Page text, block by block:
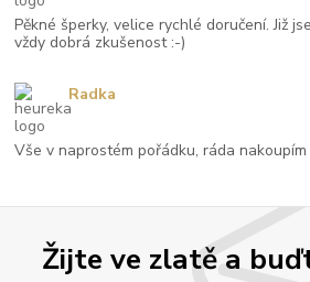
Žijte ve zlatě a
Pěkné šperky, velice rychlé doručení. Již
vždy dobrá zkušenost :-)
Vše v naprostém pořádku, ráda nakoupím
Radka